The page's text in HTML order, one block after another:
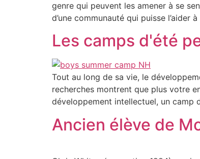
genre qui peuvent les amener à se
d’une communauté qui puisse
Les camps d'été
Tout au long de sa vie, le
recherches montrent que plus votre
développement intellectuel, un
Ancien élève de